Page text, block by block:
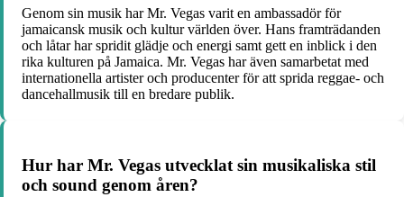
Genom sin musik har Mr. Vegas varit en ambassadör för
jamaicansk musik och kultur världen över. Hans framträdanden
och låtar har spridit glädje och energi samt gett en inblick i den
rika kulturen på Jamaica. Mr. Vegas har även samarbetat med
internationella artister och producenter för att sprida reggae- och
dancehallmusik till en bredare publik.
Hur har Mr. Vegas utvecklat sin musikaliska stil
och sound genom åren?